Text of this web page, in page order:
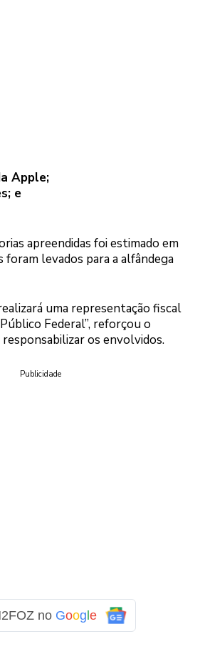
Apple;
e
apreendidas foi estimado em
foram levados para a alfândega
uma representação fiscal
Federal”, reforçou o
os envolvidos.
Publicidade
no Goog e